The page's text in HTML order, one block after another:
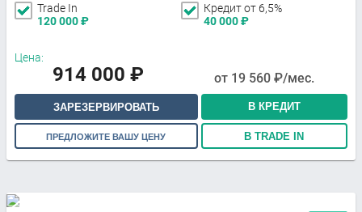
Trade In
120 000₽
Кредит от 6,5%
40 000₽
Цена:
914 000 ₽ от 19 560 ₽/мес.
ЗАРЕЗЕРВИРОВАТЬ В КРЕДИТ
ПРЕДЛОЖИТЕ ВАШУ ЦЕНУ В TRADE IN